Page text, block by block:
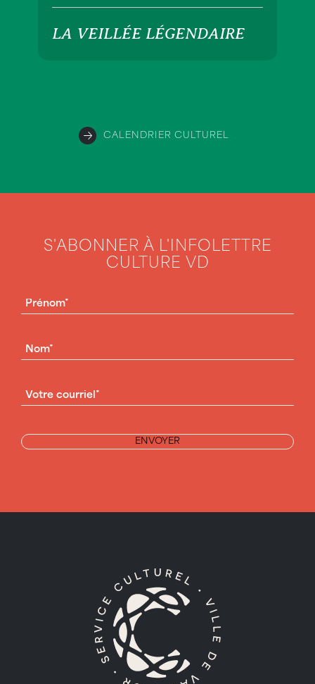
LA VEILLÉE LÉGENDAIRE
CALENDRIER CULTUREL
S'ABONNER À L'INFOLETTRE
CULTURE VD
PRÉNOM
NOM(NÉCESSAIRE)
COURRIEL(NÉCESSAIRE)